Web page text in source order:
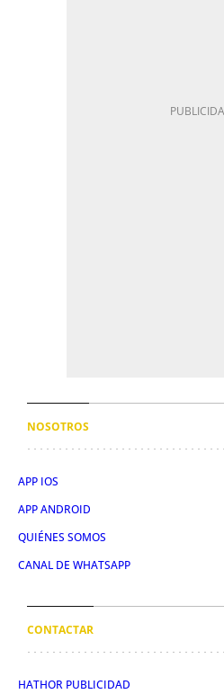
NOSOTROS
APP IOS
APP ANDROID
QUIÉNES SOMOS
CANAL DE WHATSAPP
CONTACTAR
HATHOR PUBLICIDAD